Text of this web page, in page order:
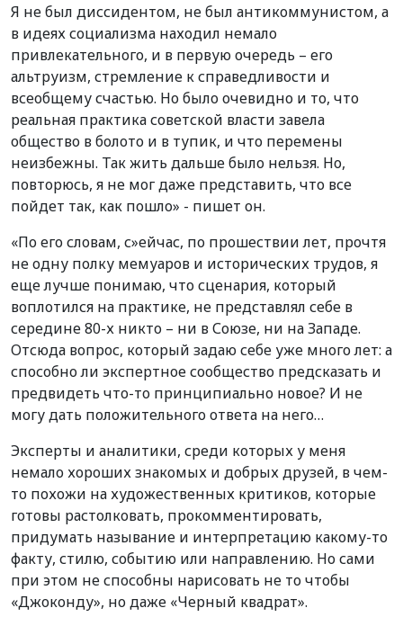
Я не был диссидентом, не был антикоммунистом, а
в идеях социализма находил немало
привлекательного, и в первую очередь – его
альтруизм, стремление к справедливости и
всеобщему счастью. Но было очевидно и то, что
реальная практика советской власти завела
общество в болото и в тупик, и что перемены
неизбежны. Так жить дальше было нельзя. Но,
повторюсь, я не мог даже представить, что все
пойдет так, как пошло» - пишет он.
«По его словам, с»ейчас, по прошествии лет, прочтя
не одну полку мемуаров и исторических трудов, я
еще лучше понимаю, что сценария, который
воплотился на практике, не представлял себе в
середине 80-х никто – ни в Союзе, ни на Западе.
Отсюда вопрос, который задаю себе уже много лет: а
способно ли экспертное сообщество предсказать и
предвидеть что-то принципиально новое? И не
могу дать положительного ответа на него…
Эксперты и аналитики, среди которых у меня
немало хороших знакомых и добрых друзей, в чем-
то похожи на художественных критиков, которые
готовы растолковать, прокомментировать,
придумать называние и интерпретацию какому-то
факту, стилю, событию или направлению. Но сами
при этом не способны нарисовать не то чтобы
«Джоконду», но даже «Черный квадрат».